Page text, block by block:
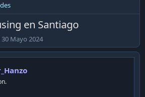
en Santiago
F
e
c
a
d
30 Mayo 2024